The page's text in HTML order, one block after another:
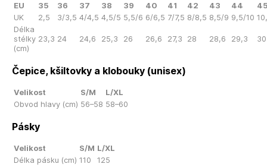
EU 35 36 37 38 39 40 41 42 43 44
UK
2,5 3/3,5 4/4,5 4,5/5 5,5/6 6/6,5 7/7,5 8/8,5 8,5/9 9,5/10
Délka
stélky
(cm)
23,3 24 24,6 25,3 26 26,6 27,3 28 28,6 29,3 30
Čepice, kšiltovky a klobouky (unisex)
Velikost S/M
L/XL
Obvod hlavy (cm) 56–58 58–60
Pásky
Velikost S/M L/XL
Délka pásku (cm) 110 125